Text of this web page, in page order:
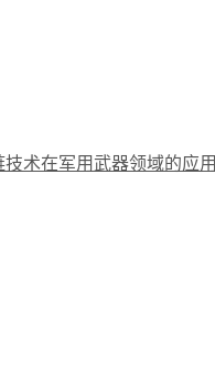
术在军用武器领域的应用